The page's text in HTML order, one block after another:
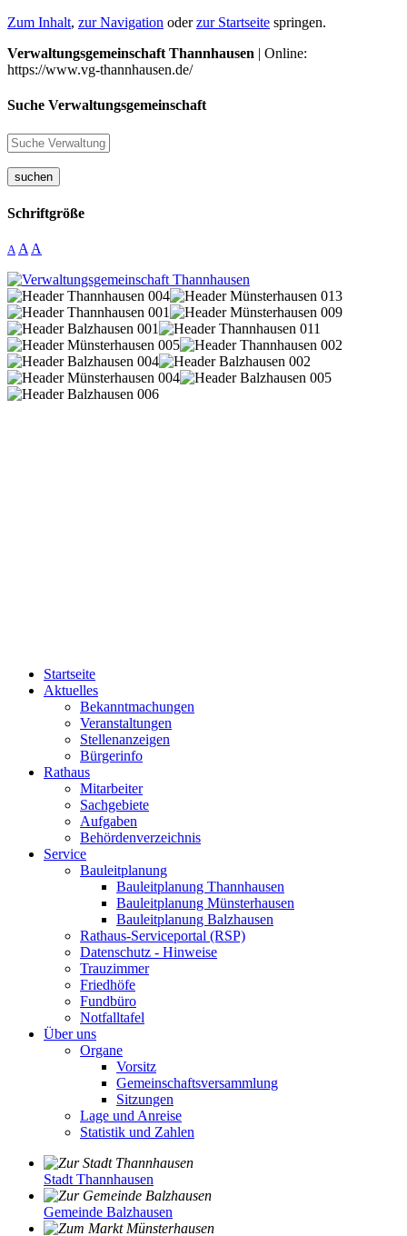
Zum Inhalt, zur Navigation oderzur Startseite springen.
Verwaltungsgemeinschaft Thannhausen | Online:
https://www.vg-thannhausen.de/
Suche Verwaltungsgemeinschaft
suchen
Schriftgröße
A A A
Startseite
Aktuelles
Bekanntmachungen
Veranstaltungen
Stellenanzeigen
Bürgerinfo
Rathaus
Mitarbeiter
Sachgebiete
Aufgaben
Behördenverzeichnis
Service
Bauleitplanung
Bauleitplanung Thannhausen
Bauleitplanung Münsterhausen
Bauleitplanung Balzhausen
Rathaus-Serviceportal (RSP)
Datenschutz - Hinweise
Trauzimmer
Friedhöfe
Fundbüro
Notfalltafel
Über uns
Organe
Vorsitz
Gemeinschaftsversammlung
Sitzungen
Lage und Anreise
Statistik und Zahlen
Stadt Thannhausen
Gemeinde Balzhausen